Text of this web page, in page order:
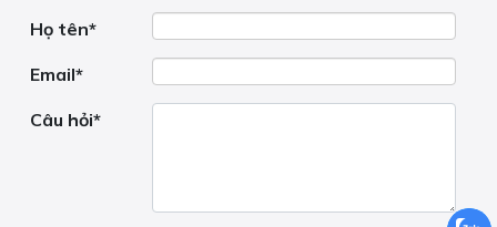
câu hỏi của bạn ở đây mà bên trong trang đó.
Họ tên*
Email*
Câu hỏi*